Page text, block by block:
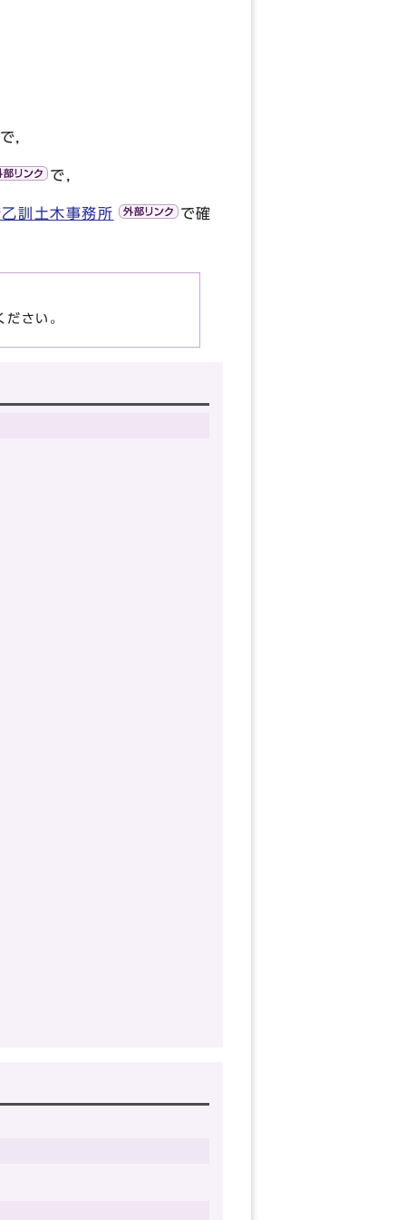
で，
で，
訓土木事務所 で確
さい。